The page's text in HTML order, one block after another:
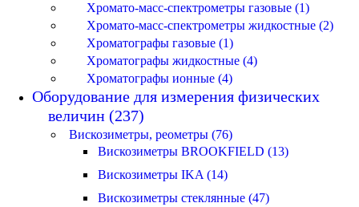
Хромато-масс-спектрометры газовые (1)
Хромато-масс-спектрометры жидкостные (2)
Хроматографы газовые (1)
Хроматографы жидкостные (4)
Хроматографы ионные (4)
Оборудование для измерения физических
величин (237)
Вискозиметры, реометры (76)
Вискозиметры BROOKFIELD (13)
Вискозиметры IKA (14)
Вискозиметры стеклянные (47)